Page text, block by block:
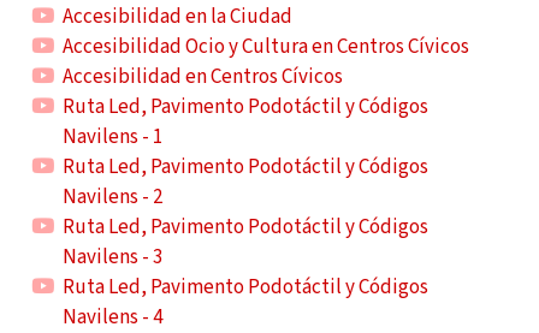
Accesibilidad en la Ciudad
Accesibilidad Ocio y Cultura en Centros Cívicos
Accesibilidad en Centros Cívicos
Ruta Led, Pavimento Podotáctil y Códigos
Navilens - 1
Ruta Led, Pavimento Podotáctil y Códigos
Navilens - 2
Ruta Led, Pavimento Podotáctil y Códigos
Navilens - 3
Ruta Led, Pavimento Podotáctil y Códigos
Navilens - 4